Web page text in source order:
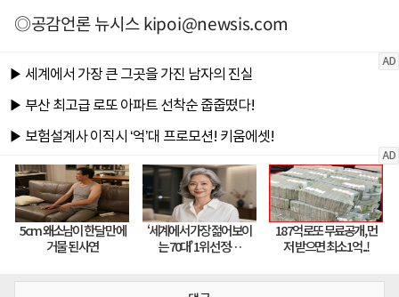
◎공감언론 뉴시스kipoi@newsis.com